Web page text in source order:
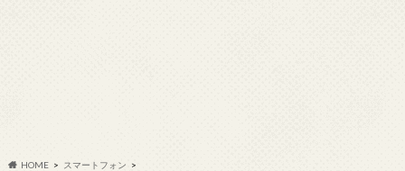
HOME
スマートフォン